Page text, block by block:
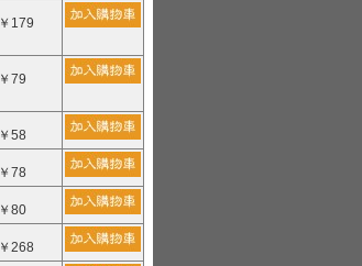
￥179
￥79
￥58
￥78
￥80
￥268